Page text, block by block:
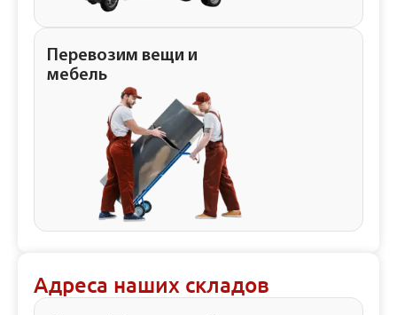
Перевозим вещи и
мебель
Адреса наших складов